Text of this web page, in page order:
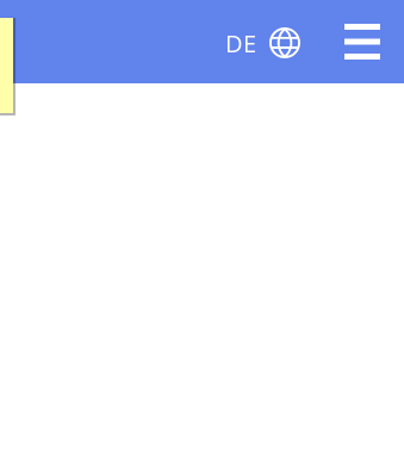
DE